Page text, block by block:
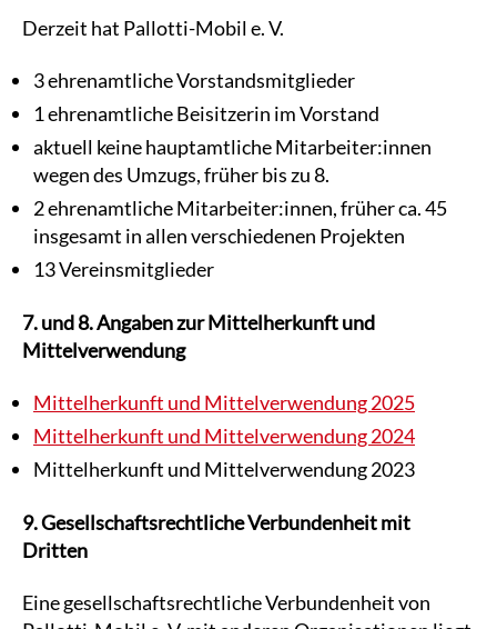
Derzeit hat Pallotti-Mobil e. V.
3 ehrenamtliche Vorstandsmitglieder
1 ehrenamtliche Beisitzerin im Vorstand
aktuell keine hauptamtliche Mitarbeiter:innen
wegen des Umzugs, früher bis zu 8.
2 ehrenamtliche Mitarbeiter:innen, früher ca. 45
insgesamt in allen verschiedenen Projekten
13 Vereinsmitglieder
7. und 8. Angaben zur Mittelherkunft und
Mittelverwendung
Mittelherkunft und Mittelverwendung 2025
Mittelherkunft und Mittelverwendung 2024
Mittelherkunft und Mittelverwendung 2023
9. Gesellschaftsrechtliche Verbundenheit mit
Dritten
Eine gesellschaftsrechtliche Verbundenheit von